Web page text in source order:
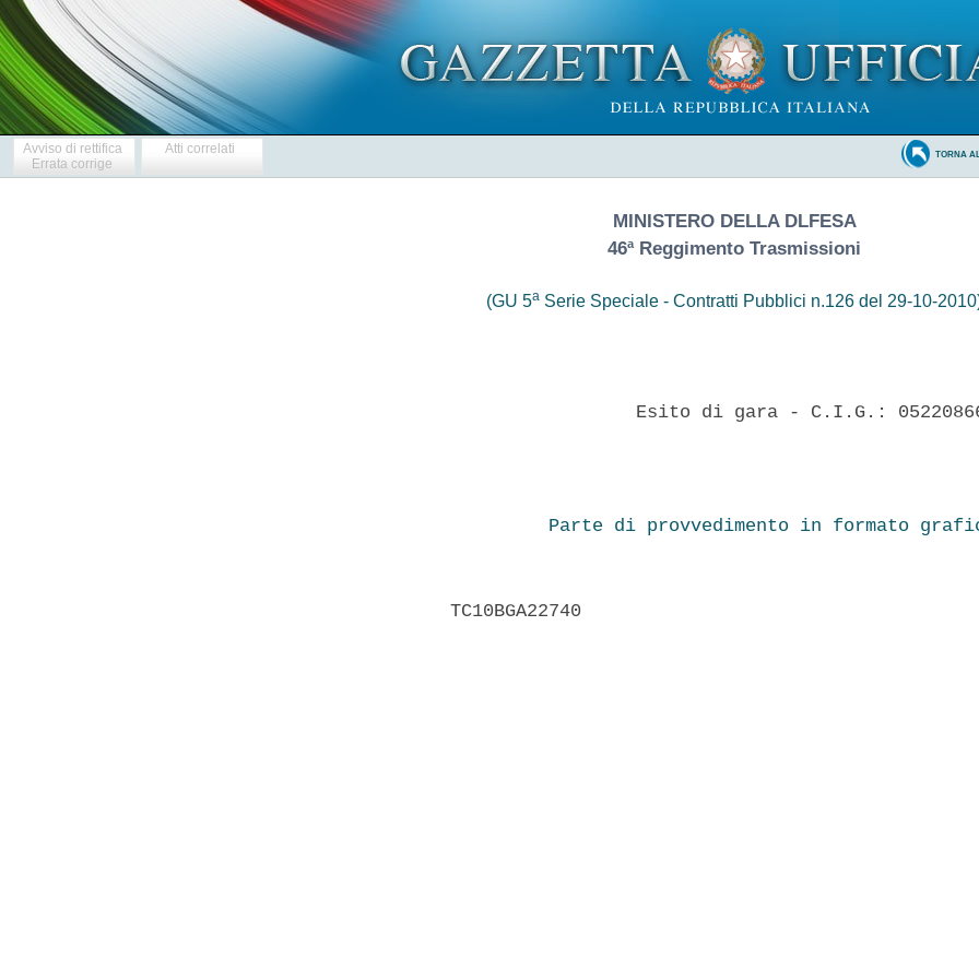
Avviso di rettifica
Errata corrige
Atti correlati TORNA
MINISTERO DELLA DLFESA
46ª Reggimento Trasmissioni
(GU 5a Serie Speciale - Contratti Pubblici n.126 del 29-10-
Esito di gara - C.I.G.:
Parte di provvedimento in formato